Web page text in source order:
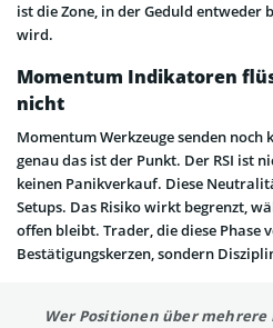
ist die Zone, in der Geduld
wird.
Momentum Indikatoren
nicht
Momentum Werkzeuge senden noch
genau das ist der Punkt. Der RSI ist
keinen Panikverkauf. Diese
Setups. Das Risiko wirkt begrenzt,
offen bleibt. Trader, die diese Phase
Bestätigungskerzen, sondern
Wer Positionen über